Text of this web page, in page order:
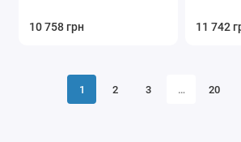
10 758 грн 11 742
1 2 3 … 20